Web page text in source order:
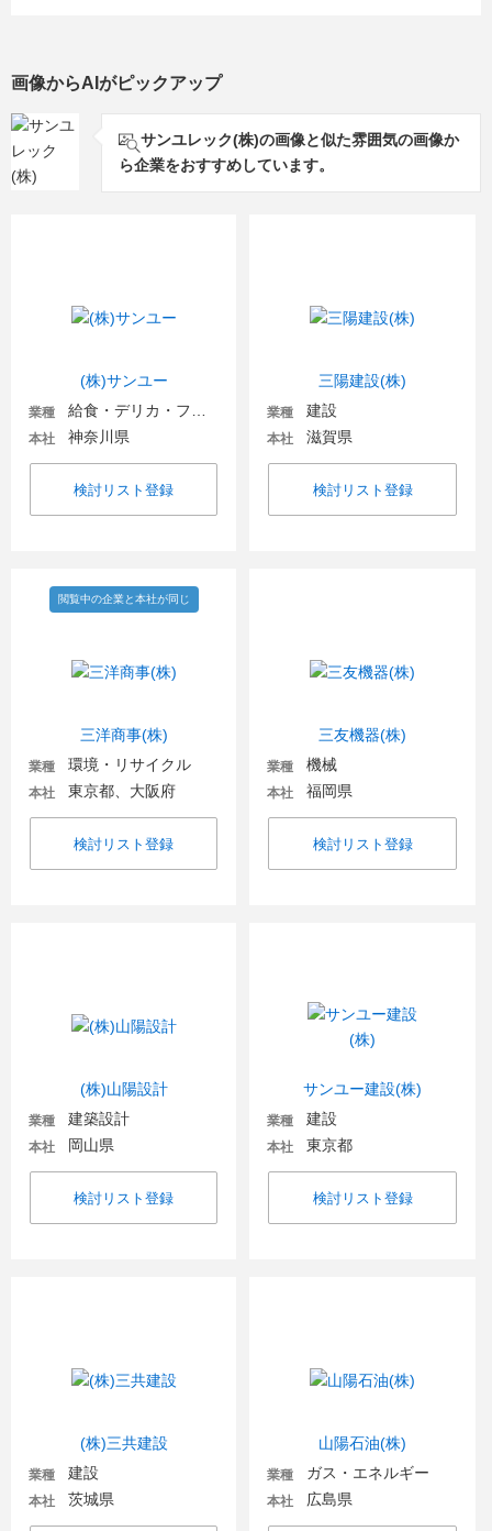
画像からAIがピックアップ
サンユレック(株)の画像と似た雰囲気の画像か
ら企業をおすすめしています。
(株)サンユー
業種
本社 神奈川県
検討リスト登録
三陽建設(株)
業種 建設
本社 滋賀県
検討リスト登録
三洋商事(株)
閲覧中の企業と本社が同じ
業種 環境・リサイクル
本社 東京都、大阪府
検討リスト登録
三友機器(株)
業種 機械
本社 福岡県
検討リスト登録
(株)山陽設計
業種 建築設計
本社 岡山県
検討リスト登録
サンユー建設(株)
業種 建設
本社 東京都
検討リスト登録
(株)三共建設
業種 建設
本社 茨城県
山陽石油(株)
業種 ガス・エネルギー
本社 広島県